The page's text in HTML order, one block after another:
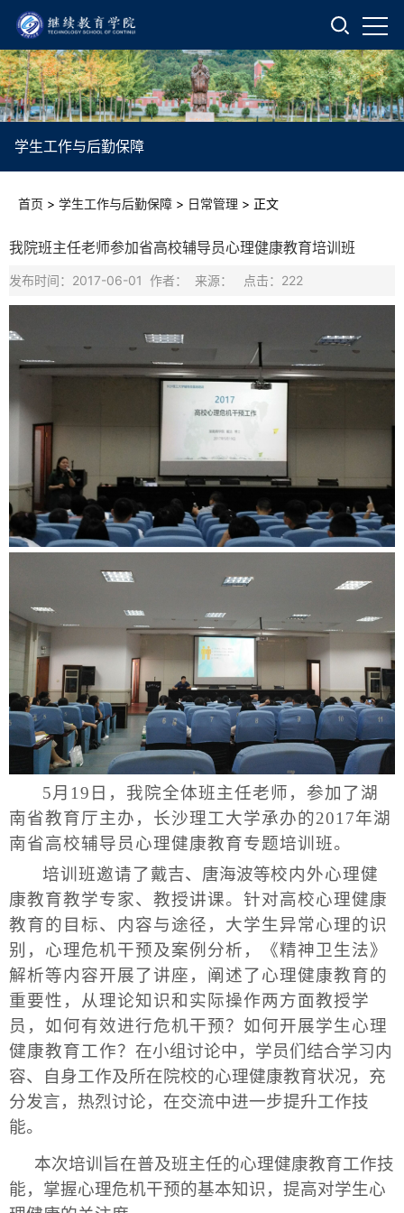
学生工作与后勤保障
首页 > 学生工作与后勤保障 > 日常管理 > 正文
我院班主任老师参加省高校辅导员心理健康教育培训班
发布时间：2017-06-01 作者： 来源： 点击： 222
5月19日，我院全体班主任老师，参加了湖
南省教育厅主办，长沙理工大学承办的2017年湖
南省高校辅导员心理健康教育专题培训班。
培训班邀请了戴吉、 唐海波等校内外心理健
康教育教学专家、教授讲课。针对高校心理健康
教育的目标、内容与途径，大学生异常心理的识
别，心理危机干预及案例分析，《精神卫生法》
解析等内容开展了讲座，阐述了心理健康教育的
重要性，从理论知识和实际操作两方面教授学
员，如何有效进行危机干预？如何开展学生心理
健康教育工作？ 在小组讨论中，学员们结合学习内
容、自身工作及所在院校的心理健康教育状况，充
分发言，热烈讨论，在交流中进一步提升工作技
能。
本次培训旨在普及班主任的心理健康教育工作技
能，掌握心理危机干预的基本知识，提高对学生心